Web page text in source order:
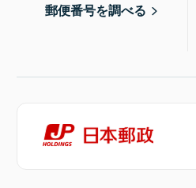
郵便番号を調べる